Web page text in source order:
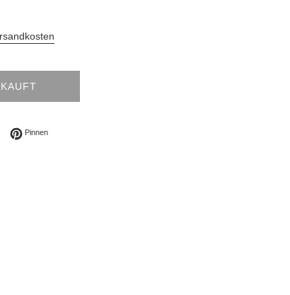
Auf Twitter twittern
PinnenAuf Pinterest pinnen